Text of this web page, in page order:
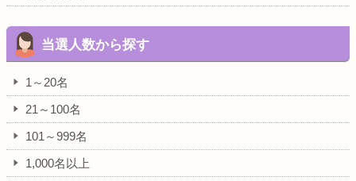
当選人数から探す
1～20名
21～100名
101～999名
1,000名以上